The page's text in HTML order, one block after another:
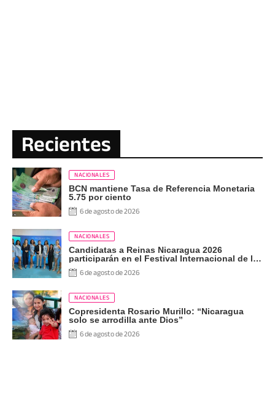
Recientes
NACIONALES
BCN mantiene Tasa de Referencia Monetaria
5.75 por ciento
6 de agosto de 2026
NACIONALES
Candidatas a Reinas Nicaragua 2026
participarán en el Festival Internacional de las
Artes, Cultura y Gastronomía
6 de agosto de 2026
NACIONALES
Copresidenta Rosario Murillo: “Nicaragua
solo se arrodilla ante Dios”
6 de agosto de 2026